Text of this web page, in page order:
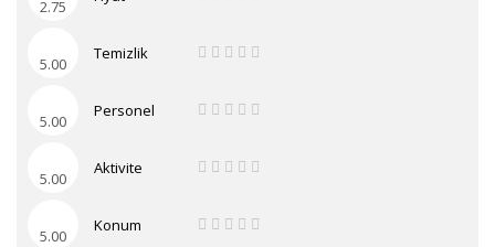
2.75
5.00
Temizlik
5.00
Personel
5.00
Aktivite
5.00
Konum